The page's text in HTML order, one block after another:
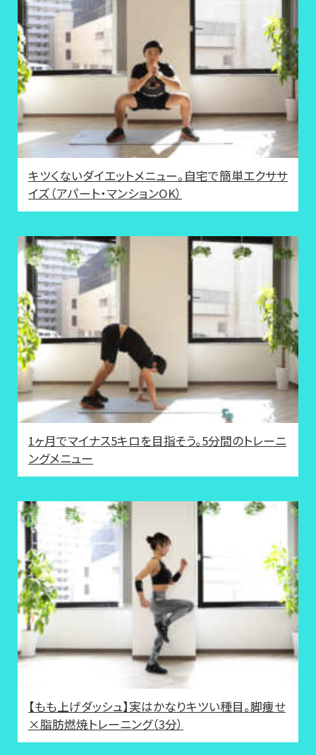
キツくないダイエットメニュー。自宅で簡単エクササ
イズ（アパート・マンションOK）
1ヶ月でマイナス5キロを目指そう。5分間のトレーニ
ングメニュー
【もも上げダッシュ】実はかなりキツい種目。脚痩せ
×脂肪燃焼トレーニング（3分）